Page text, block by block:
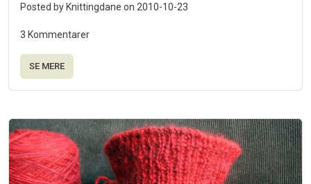
Posted by Knittingdane on 2010-10-23
3 Kommentarer
SE MERE